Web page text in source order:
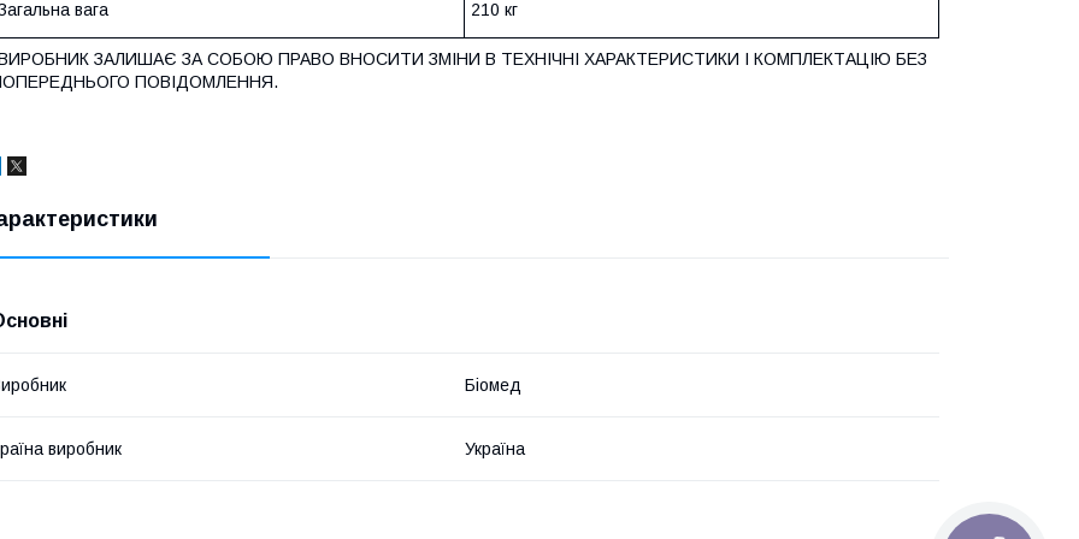
вага 210 кг
ЗАЛИШАЄ ЗА СОБОЮ ПРАВО ВНОСИТИ ЗМІНИ В ТЕХНІЧНІ ХАРАКТЕРИСТИКИ І КОМПЛЕКТАЦІЮ БЕЗ
ПОВІДОМЛЕННЯ.
Біомед
виробник Україна